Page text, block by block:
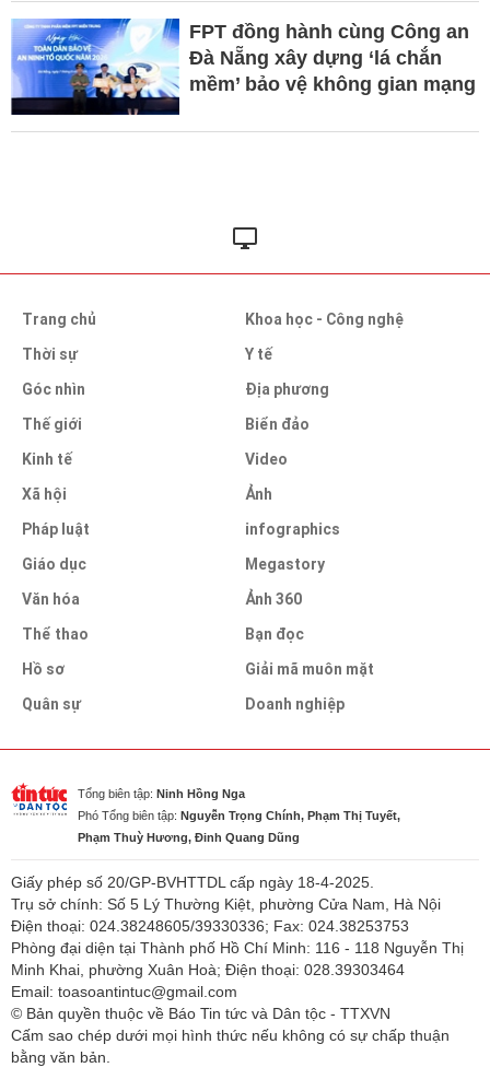
FPT đồng hành cùng Công an
Đà Nẵng xây dựng ‘lá chắn
mềm’ bảo vệ không gian mạng
Trang chủ
Thời sự
Góc nhìn
Thế giới
Kinh tế
Xã hội
Pháp luật
Giáo dục
Văn hóa
Thể thao
Hồ sơ
Quân sự
Khoa học - Công nghệ
Y tế
Địa phương
Biển đảo
Video
Ảnh
infographics
Megastory
Ảnh 360
Bạn đọc
Giải mã muôn mặt
Doanh nghiệp
Tổng biên tập: Ninh Hồng Nga
Phó Tổng biên tập: Nguyễn Trọng Chính, Phạm Thị Tuyết,
Phạm Thuỳ Hương, Đinh Quang Dũng
Giấy phép số 20/GP-BVHTTDL cấp ngày 18-4-2025.
Trụ sở chính: Số 5 Lý Thường Kiệt, phường Cửa Nam, Hà Nội
Điện thoại: 024.38248605/39330336; Fax: 024.38253753
Phòng đại diện tại Thành phố Hồ Chí Minh: 116 - 118 Nguyễn Thị
Minh Khai, phường Xuân Hoà; Điện thoại: 028.39303464
Email: toasoantintuc@gmail.com
© Bản quyền thuộc về Báo Tin tức và Dân tộc - TTXVN
Cấm sao chép dưới mọi hình thức nếu không có sự chấp thuận
bằng văn bản.